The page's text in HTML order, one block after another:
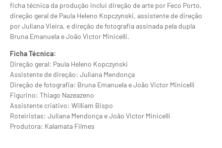
ficha técnica da produção inclui direção de arte por Feco Porto,
direção geral de Paula Heleno Kopczynski, assistente de direção
por Juliana Vieira, e direção de fotografia assinada pela dupla
Bruna Emanuela e João Victor Minicelli.
Ficha Técnica:
Direção geral: Paula Heleno Kopczynski
Assistente de direção: Juliana Mendonça
Direção de fotografia: Bruna Emanuela e João Victor Minicelli
Figurino: Thiago Nazeazeno
Assistente criativo: William Bispo
Roteiristas: Juliana Mendonça e João Victor Minicelli
Produtora: Kalamata Filmes